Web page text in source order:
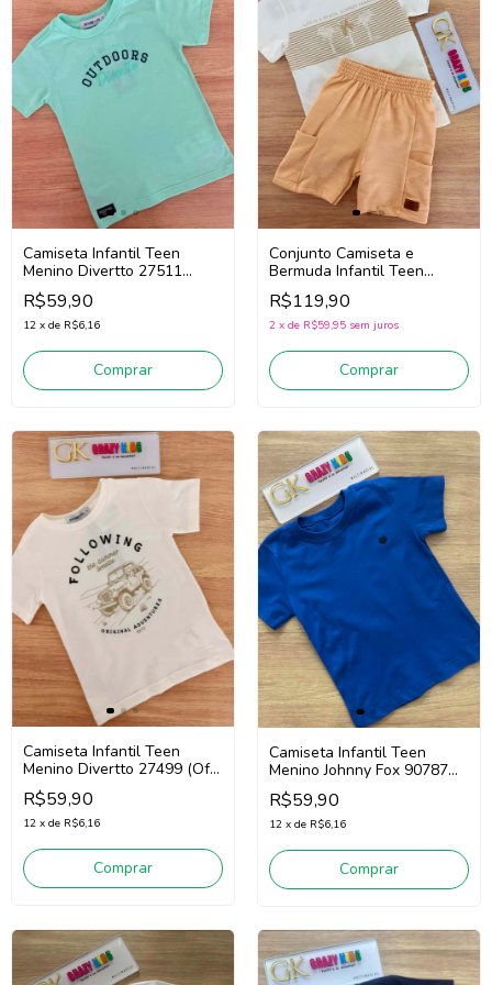
Camiseta Infantil Teen
Menino Divertto 27511
(Verde Claro)
R$59,90
12 x de R$6,16
Comprar
Conjunto Camiseta e
Bermuda Infantil Teen
Menino Divertto 27531 (Off
White/Bege)
R$119,90
2 x de R$59,95 sem juros
Comprar
Camiseta Infantil Teen
Menino Divertto 27499 (Off
White)
R$59,90
12 x de R$6,16
Comprar
Camiseta Infantil Teen
Menino Johnny Fox 90787
(Azul)
R$59,90
12 x de R$6,16
Comprar